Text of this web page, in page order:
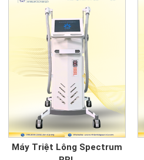
Máy Triệt Lông Spectrum